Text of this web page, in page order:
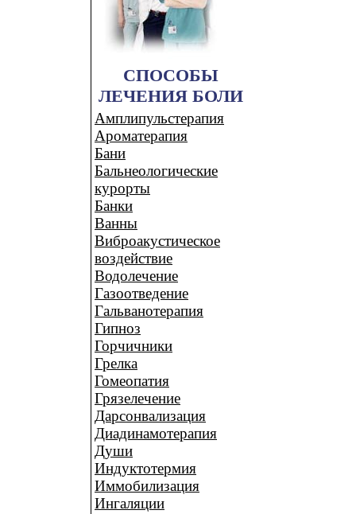
СПОСОБЫ
ЛЕЧЕНИЯ БОЛИ
Амплипульстерапия
Ароматерапия
Бани
Бальнеологические
курорты
Банки
Ванны
Виброакустическое
воздействие
Водолечение
Газоотведение
Гальванотерапия
Гипноз
Горчичники
Грелка
Гомеопатия
Грязелечение
Дарсонвализация
Диадинамотерапия
Души
Индуктотермия
Иммобилизация
Ингаляции